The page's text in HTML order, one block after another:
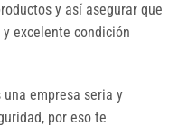
y así asegurar que
excelente condición
empresa seria y
por eso te